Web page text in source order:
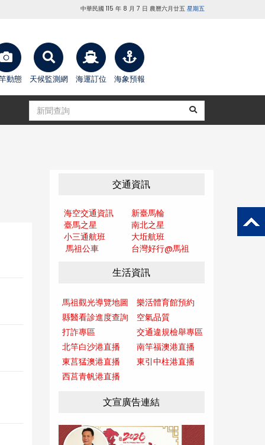
中華民國 115 年 8 月 7 日 農曆六月廿五 星期五
動態 天候監測網 海運訂位 海象預報
交通資訊
海空交通資訊
新臺馬輪
臺馬之星
南北之星
小三通航班
大坵航班
馬祖公車
台灣好行@馬祖
生活資訊
馬祖觀光導覽地圖
樂活體育館預約
縣醫看診進度查詢
空氣品質
打詐專區
交通違規檢舉專區
北竿白沙港直播
南竿福澳港直播
東莒猛澳港直播
東引中柱港直播
西莒青帆港直播
文宣廣告連結